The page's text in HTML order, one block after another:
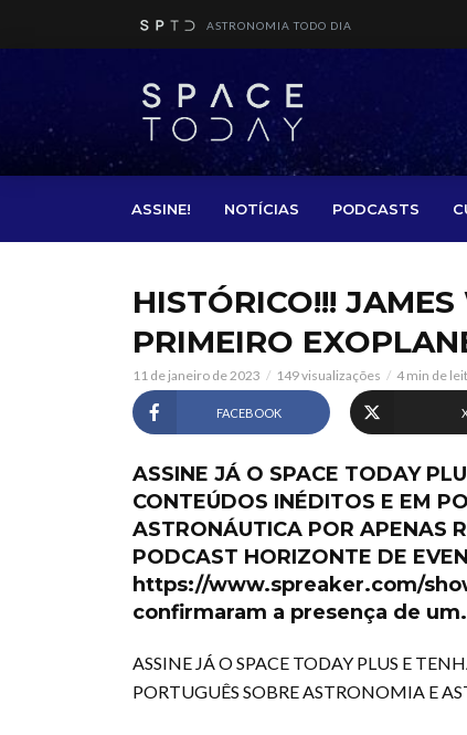
ASTRONOMIA TODO DIA
ASSINE! NOTÍCIAS PODCASTS
HISTÓRICO!!!
PRIMEIRO
11 de janeiro de 2023 149 visualizações 4 min de
FACEBOOK
ASSINE JÁ O SPACE TODAY
CONTEÚDOS INÉDITOS E EM
ASTRONÁUTICA POR
PODCAST HORIZONTE DE
https://www.spreaker.com/
confirmaram a presença de
ASSINE JÁ O SPACE TODAY PLUS E
PORTUGUÊS SOBRE ASTRONOMIA E